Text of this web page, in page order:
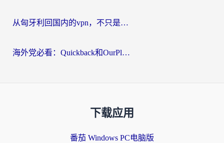
从匈牙利回国内的vpn，不只是为了刷剧那么简单
海外党必看：Quickback和OurPlay好用吗？3分钟选对回国加速器，无缝刷剧玩游戏
下载应用
番茄 Windows PC电脑版